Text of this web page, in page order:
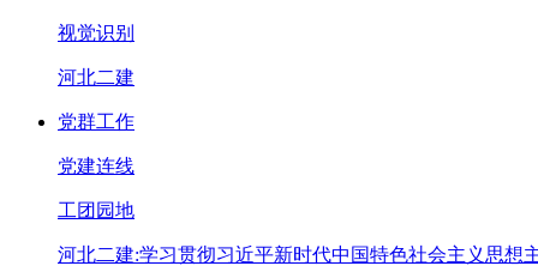
视觉识别
河北二建
党群工作
党建连线
工团园地
河北二建:学习贯彻习近平新时代中国特色社会主义思想